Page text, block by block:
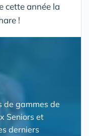
cette année la
!
de gammes de
Seniors et
derniers